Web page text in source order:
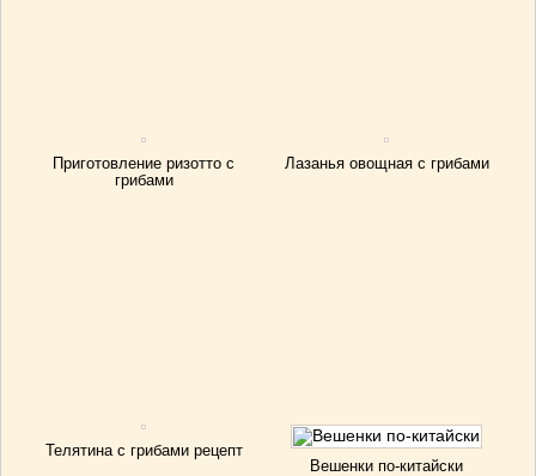
Приготовление ризотто с
грибами
Лазанья овощная с грибами
Телятина с грибами рецепт
Вешенки по-китайски